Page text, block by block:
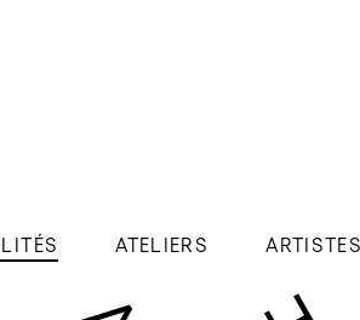
ATELIERS ARTISTES